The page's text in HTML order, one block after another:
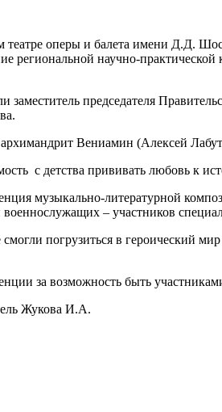
театре оперы и балета имени Д.Д.
региональной научно-
председателя
Вениамин (Алексей
с детства прививать любовь к
музыкально-литературной
военнослужащих – участников
погрузиться в героический
за возможность быть
Жукова И.А.